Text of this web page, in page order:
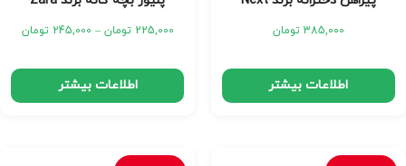
385,000 تومان
اطلاعات بیشتر
225,000 تومان –
245,000 تومان
اطلاعات بیشتر